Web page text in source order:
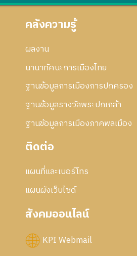
คลังความรู้
ผลงาน
นานาทัศนะการเมืองไทย
ฐานข้อมูลการเมืองการปกครอง
ฐานข้อมูลรางวัลพระปกเกล้า
ฐานข้อมูลการเมืองภาคพลเมือง
ติดต่อ
แผนที่และเบอร์โทร
แผนผังเว็บไซด์
สังคมออนไลน์
KPI Webmail